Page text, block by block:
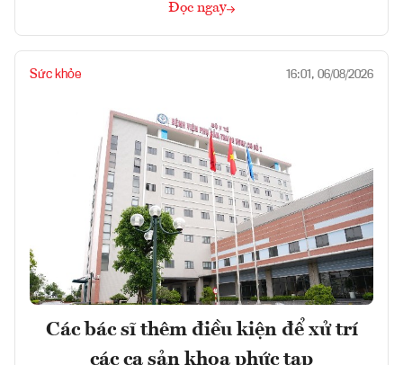
Đọc ngay
Sức khỏe 16:01, 06/08/2026
Các bác sĩ thêm điều kiện để xử trí
các ca sản khoa phức tạp